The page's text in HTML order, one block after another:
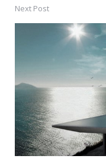
Next Post